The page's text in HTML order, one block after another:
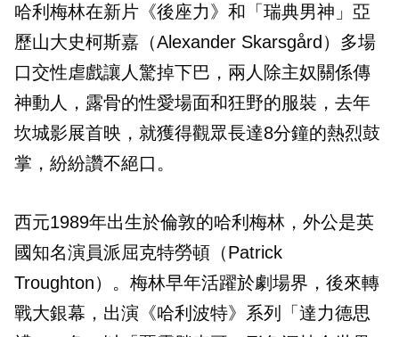
哈利梅林在新片《後座力》和「瑞典男神」亞
歷山大史柯斯嘉（Alexander Skarsgård）多場
口交性虐戲讓人驚掉下巴，兩人除主奴關係傳
神動人，露骨的性愛場面和狂野的服裝，去年
坎城影展首映，就獲得觀眾長達8分鐘的熱烈鼓
掌，紛紛讚不絕口。
西元1989年出生於倫敦的哈利梅林，外公是英
國知名演員派屈克特勞頓（Patrick
Troughton）。梅林早年活躍於劇場界，後來轉
戰大銀幕，出演《哈利波特》系列「達力德思